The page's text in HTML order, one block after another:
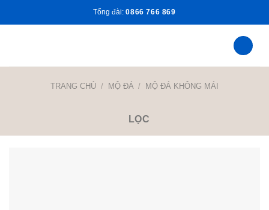
Tổng đài:0866 766 869
TRANG CHỦ / MỘ ĐÁ / MỘ ĐÁ KHÔNG MÁI
LỌC